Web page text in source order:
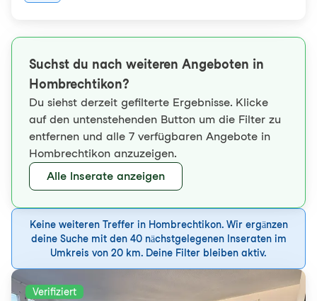
Suchst du nach weiteren Angeboten in
Hombrechtikon?
Du siehst derzeit gefilterte Ergebnisse. Klicke
auf den untenstehenden Button um die Filter zu
entfernen und alle 7 verfügbaren Angebote in
Hombrechtikon anzuzeigen.
Alle Inserate anzeigen
Keine weiteren Treffer in Hombrechtikon. Wir ergänzen
deine Suche mit den 40 nächstgelegenen Inseraten im
Umkreis von 20 km. Deine Filter bleiben aktiv.
Verifiziert